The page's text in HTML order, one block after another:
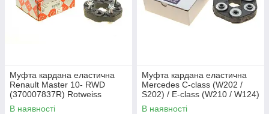
Муфта кардана еластична
Renault Master 10- RWD
(370007837R) Rotweiss
RWS1115
В наявності
Муфта кардана еластична
Mercedes C-class (W202 /
S202) / E-class (W210 / W124)
(41x129x24) AIC 52406
В наявності